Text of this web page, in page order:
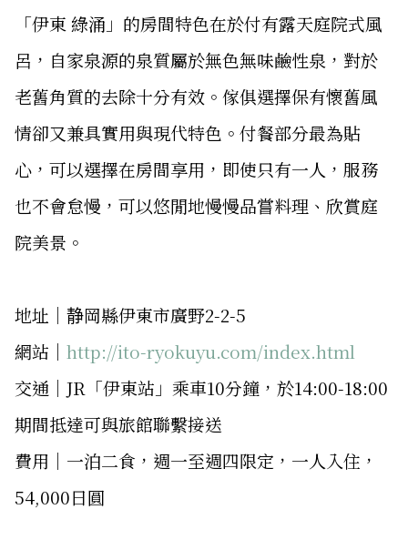
「伊東 綠涌」的房間特色在於付有露天庭院式風
呂，自家泉源的泉質屬於無色無味鹼性泉，對於
老舊角質的去除十分有效。傢俱選擇保有懷舊風
情卻又兼具實用與現代特色。付餐部分最為貼
心，可以選擇在房間享用，即使只有一人，服務
也不會怠慢，可以悠閒地慢慢品嘗料理、欣賞庭
院美景。
地址│静岡縣伊東市廣野2-2-5
網站│ http://ito-ryokuyu.com/index.html
交通│JR「伊東站」乘車10分鐘，於14:00-18:00
期間抵達可與旅館聯繫接送
費用│一泊二食，週一至週四限定，一人入住，
54,000日圓